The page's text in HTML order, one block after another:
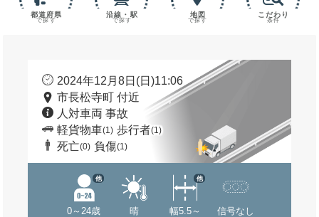
都道府県
で探す
沿線・駅
で探す
地図
で探す
こだわり
条件
2024年12月8日(日)11:06
市長松寺町 付近
人対車両 事故
軽貨物車(1) 歩行者(1)
死亡(0) 負傷(1)
0～24歳
他
晴
幅5.5～
他
信号なし